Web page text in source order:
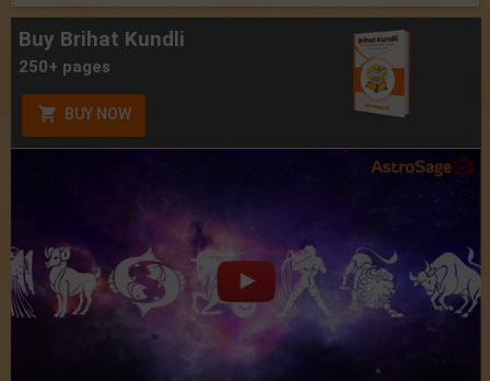
Buy Brihat Kundli
250+ pages
BUY NOW